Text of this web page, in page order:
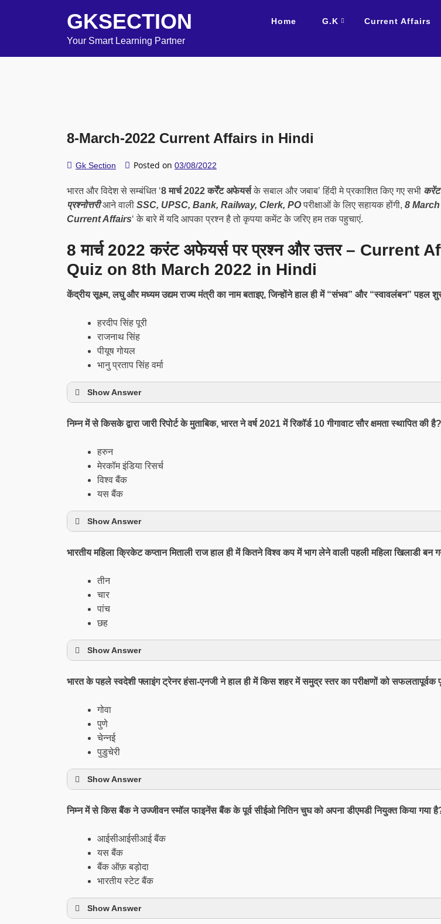
GKSECTION
Your Smart Learning Partner
Home G.K Current Affairs
8-March-2022 Current Affairs in Hindi
Gk Section Posted on 03/08/2022
भारत और विदेश से सम्बंधित ‘8 मार्च 2022 कर्रेंट अफेयर्सके सबाल और जबाब’ हिंदी मे प्रकाशित किए गए सभी
प्रश्नोत्तरीआने वाली SSC, UPSC, Bank, Railway, Clerk, POपरीक्षाओं के लिए सहायक होंगी, 8
Current Affairs‘ के बारे में यदि आपका प्रश्न है तो कृपया कमेंट के जरिए हम तक पहुचाएं.
8 मार्च 2022 करंट अफेयर्स पर प्रश्न और उत्तर – Current
Quiz on 8th March 2022 in Hindi
केंद्रीय सूक्ष्म, लघु और मध्यम उद्यम राज्य मंत्री का नाम बताइए, जिन्होंने हाल ही में “संभव” और “स्वावलंबन” पहल
हरदीप सिंह पूरी
राजनाथ सिंह
पीयूष गोयल
भानु प्रताप सिंह वर्मा
Show Answer
निम्न में से किसके द्वारा जारी रिपोर्ट के मुताबिक, भारत ने वर्ष 2021 में रिकॉर्ड 10 गीगावाट सौर क्षमता स्थापित की है?
हरुन
मेरकॉम इंडिया रिसर्च
विश्व बैंक
यस बैंक
Show Answer
भारतीय महिला क्रिकेट कप्तान मिताली राज हाल ही में कितने विश्व कप में भाग लेने वाली पहली महिला खिलाडी बन
तीन
चार
पांच
छह
Show Answer
भारत के पहले स्वदेशी फ्लाइंग ट्रेनर हंसा-एनजी ने हाल ही में किस शहर में समुद्र स्तर का परीक्षणों को सफलतापूर्वक
गोवा
पुणे
चेन्नई
पुडुचेरी
Show Answer
निम्न में से किस बैंक ने उज्जीवन स्मॉल फाइनेंस बैंक के पूर्व सीईओ नितिन चुघ को अपना डीएमडी नियुक्त किया गया
आईसीआईसीआई बैंक
यस बैंक
बैंक ऑफ़ बड़ोदा
भारतीय स्टेट बैंक
Show Answer